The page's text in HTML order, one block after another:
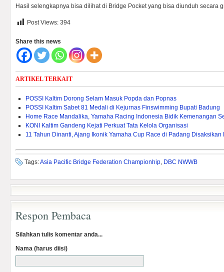
Hasil selengkapnya bisa dilihat di Bridge Pocket yang bisa diunduh secara
Post Views: 394
Share this news
ARTIKEL TERKAIT
POSSI Kaltim Dorong Selam Masuk Popda dan Popnas
POSSI Kaltim Sabet 81 Medali di Kejurnas Finswimming Bupati Badung
Home Race Mandalika, Yamaha Racing Indonesia Bidik Kemenangan
KONI Kaltim Gandeng Kejati Perkuat Tata Kelola Organisasi
11 Tahun Dinanti, Ajang Ikonik Yamaha Cup Race di Padang
Tags:Asia Pacific Bridge Federation Championhip, DBC NWWB
Respon Pembaca
Silahkan tulis komentar anda...
Nama (harus diisi)